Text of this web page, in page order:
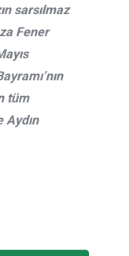
sarsılmaz
Fener
tüm
Aydın